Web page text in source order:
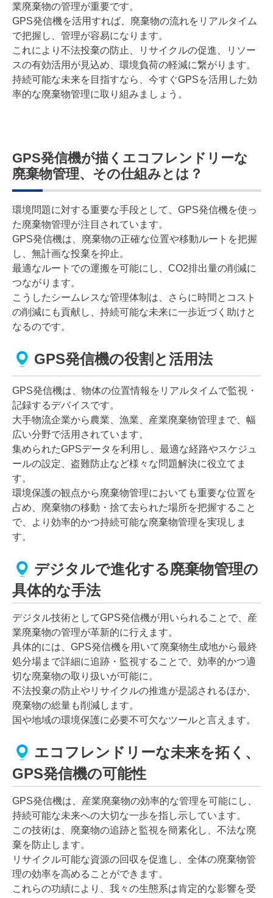
業廃棄物の管理が重要です。
GPS発信機を活用すれば、廃棄物の流れをリアルタイム
で把握し、管理が容易になります。
これにより不法投棄の防止、リサイクルの促進、リソー
スの有効活用が見込め、環境負荷の軽減に繋がります。
持続可能な未来を目指すなら、今すぐGPSを活用した効
率的な廃棄物管理に取り組みましょう。
GPS発信機が描くエコフレンドリーな
廃棄物管理、その仕組みとは？
環境問題に対する重要な手段として、GPS発信機を使っ
た廃棄物管理が注目されています。
GPS発信機は、廃棄物の正確な位置や移動ルートを把握
し、無計画な投棄を抑止。
最適なルートでの運搬を可能にし、CO2排出量の削減に
つながります。
こうしたシームレスな管理体制は、さらに時間とコスト
の削減にも貢献し、持続可能な未来に一歩近づく助けと
なるのです。
GPS発信機の役割と活用法
GPS発信機は、物体の位置情報をリアルタイムで監視・
記録するデバイスです。
大手物流企業から農業、漁業、産業廃棄物管理まで、幅
広い分野で活用されています。
集められたGPSデータを利用し、最適な経路やスケジュ
ールの設定、盗難防止など様々な問題解決に役立てま
す。
環境保護の観点から廃棄物管理においても重要な位置を
占め、廃棄物の移動・捨て去られた場所を把握すること
で、より効率的かつ持続可能な廃棄物管理を実現しま
す。
デジタルで進化する廃棄物管理の
具体的な手法
デジタル技術としてGPS発信機が用いられることで、産
業廃棄物の管理が革新的に行えます。
具体的には、GPS発信機を用いて廃棄物生成地から最終
処分場まで詳細に追跡・監視することで、効率的かつ適
切な廃棄物の取り扱いが可能に。
不法投棄の防止やリサイクルの推進が是認されるほか、
廃棄物の総量も削減します。
国や地域の環境保護に必要不可欠なツールと言えます。
エコフレンドリーな未来を拓く、
GPS発信機の可能性
GPS発信機は、産業廃棄物の効率的な管理を可能にし、
持続可能な未来への大切な一歩を指し示しています。
この技術は、廃棄物の追跡と監視を簡素化し、不法な廃
棄を防止します。
リサイクル可能な資源の回収を促進し、全体の廃棄物管
理の効率を高めることができます。
これらの功績により、我々の生態系は肯定的な影響を受